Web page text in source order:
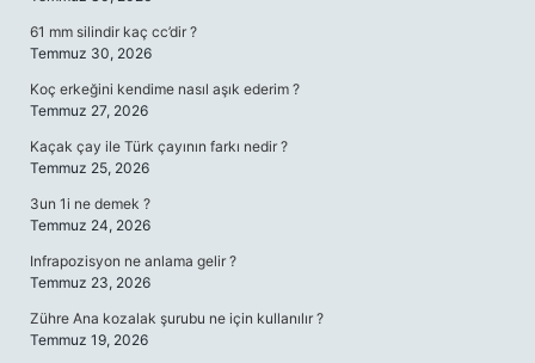
61 mm silindir kaç cc’dir ?
Temmuz 30, 2026
Koç erkeğini kendime nasıl aşık ederim ?
Temmuz 27, 2026
Kaçak çay ile Türk çayının farkı nedir ?
Temmuz 25, 2026
3un 1i ne demek ?
Temmuz 24, 2026
Infrapozisyon ne anlama gelir ?
Temmuz 23, 2026
Zühre Ana kozalak şurubu ne için kullanılır ?
Temmuz 19, 2026